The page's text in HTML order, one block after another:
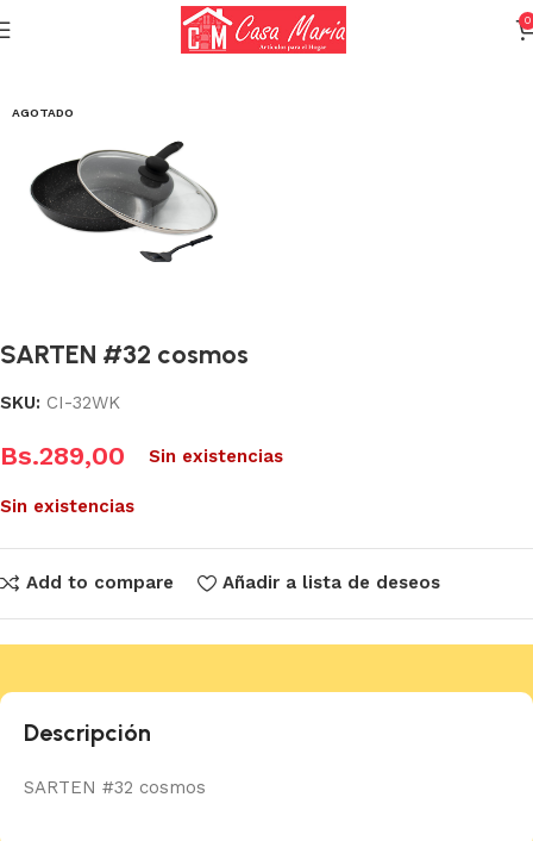
0
Calderas, Ollas y Sartenes Sartenes
AGOTADO
SARTEN #32 cosmos
SKU: CI-32WK
Bs.289,00 Sin existencias
Sin existencias
Add to compare Añadir a lista de deseos
Descripción
SARTEN #32 cosmos